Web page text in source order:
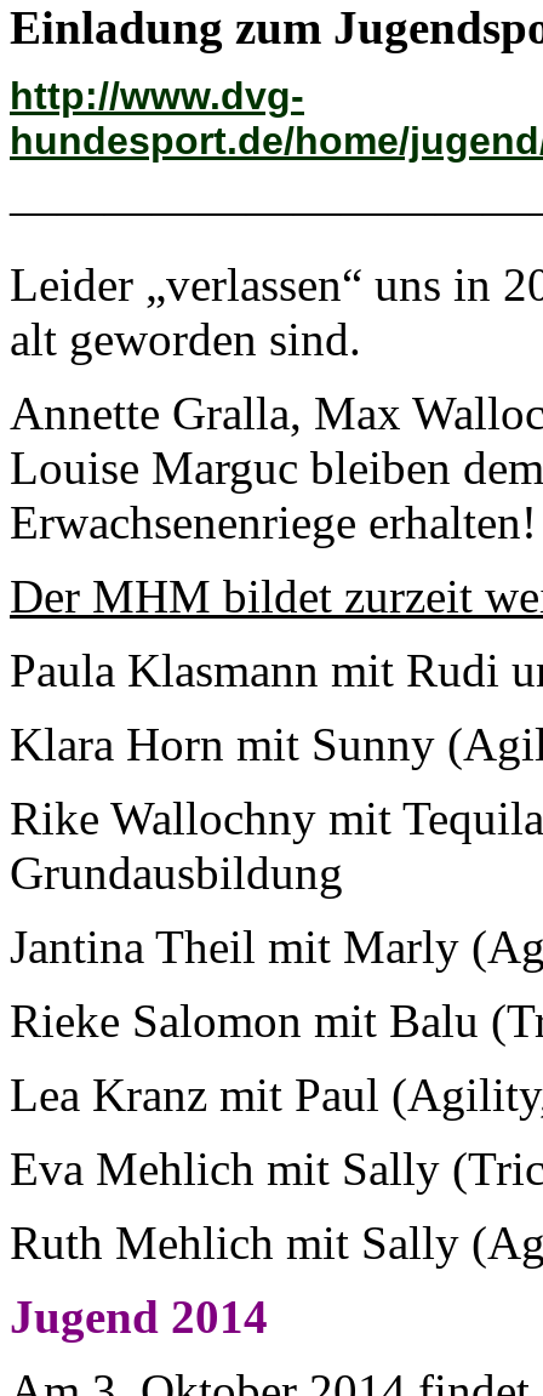
Einladung zum
http://www.dvg-
hundesport.de/home/
Leider „verlassen“ uns in
alt geworden sind.
Annette Gralla, Max
Louise Marguc bleiben
Erwachsenenriege erhalten!
Der MHM bildet zurzeit
Paula Klasmann mit Rudi
Klara Horn mit Sunny
Rike Wallochny mit
Grundausbildung
Jantina Theil mit Marly
Rieke Salomon mit Balu
Lea Kranz mit Paul
Eva Mehlich mit Sally
Ruth Mehlich mit Sally
Jugend 2014